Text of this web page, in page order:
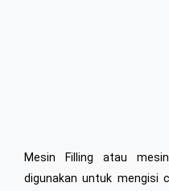
Mesin Filling atau
digunakan untuk mengisi